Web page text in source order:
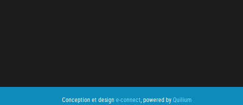
Conception et design e-connect , powered byQuilium